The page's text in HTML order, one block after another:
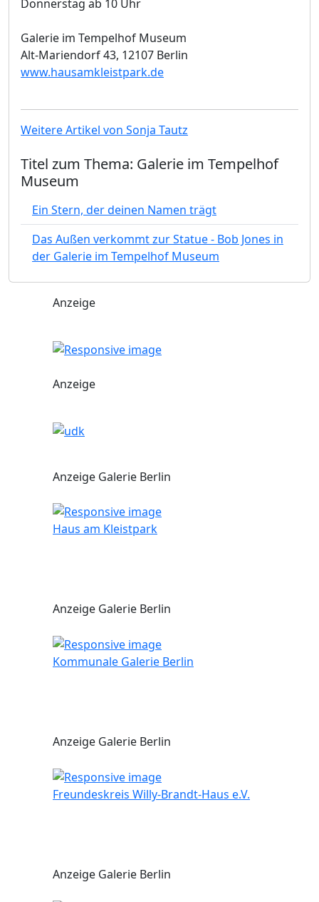
Donnerstag ab 10 Uhr
Galerie im Tempelhof Museum
Alt-Mariendorf 43, 12107 Berlin
www.hausamkleistpark.de
Weitere Artikel von Sonja Tautz
Titel zum Thema: Galerie im Tempelhof
Museum
Ein Stern, der deinen Namen trägt
Das Außen verkommt zur Statue - Bob Jones in
der Galerie im Tempelhof Museum
Anzeige
Anzeige
Anzeige Galerie Berlin
Haus am Kleistpark
Anzeige Galerie Berlin
Kommunale Galerie Berlin
Anzeige Galerie Berlin
Freundeskreis Willy-Brandt-Haus e.V.
Anzeige Galerie Berlin